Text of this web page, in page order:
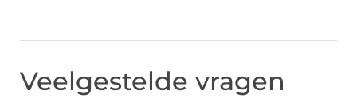
Veelgestelde vragen